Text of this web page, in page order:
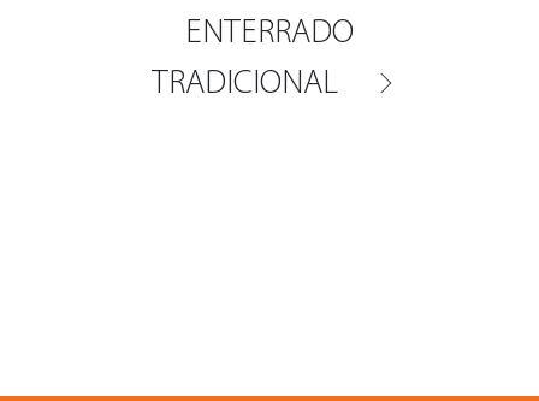
ENTERRADO
TRADICIONAL